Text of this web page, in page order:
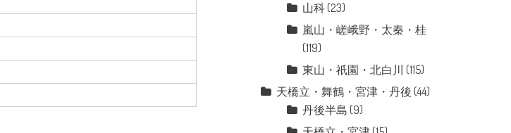
山科 (23)
嵐山・嵯峨野・太秦・桂
(119)
東山・祇園・北白川 (115)
天橋立・舞鶴・宮津・丹後 (44)
丹後半島 (9)